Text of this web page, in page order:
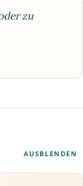
zu
AUSBLENDEN